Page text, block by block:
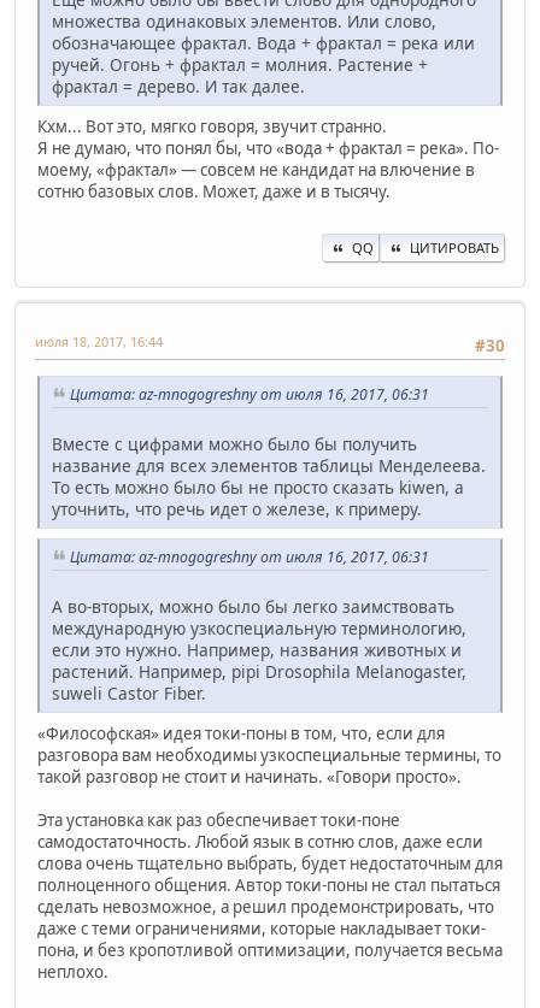
множества одинаковых элементов. Или слово,
обозначающее фрактал. Вода + фрактал = река или
ручей. Огонь + фрактал = молния. Растение +
фрактал = дерево. И так далее.
Кхм... Вот это, мягко говоря, звучит странно.
Я не думаю, что понял бы, что «вода + фрактал = река». По-
моему, «фрактал» — совсем не кандидат на влючение в
сотню базовых слов. Может, даже и в тысячу.
QQ ЦИТИРОВАТЬ
#30
июля 18, 2017, 16:44
Цитата: az-mnogogreshny от июля 16, 2017, 06:31
Вместе с цифрами можно было бы получить
название для всех элементов таблицы Менделеева.
То есть можно было бы не просто сказать kiwen, а
уточнить, что речь идет о железе, к примеру.
Цитата: az-mnogogreshny от июля 16, 2017, 06:31
А во-вторых, можно было бы легко заимствовать
международную узкоспециальную терминологию,
если это нужно. Например, названия животных и
растений. Например, pipi Drosophila Melanogaster,
suweli Castor Fiber.
«Философская» идея токи-поны в том, что, если для
разговора вам необходимы узкоспециальные термины, то
такой разговор не стоит и начинать. «Говори просто».
Эта установка как раз обеспечивает токи-поне
самодостаточность. Любой язык в сотню слов, даже если
слова очень тщательно выбрать, будет недостаточным для
полноценного общения. Автор токи-поны не стал пытаться
сделать невозможное, а решил продемонстрировать, что
даже с теми ограничениями, которые накладывает токи-
пона, и без кропотливой оптимизации, получается весьма
неплохо.